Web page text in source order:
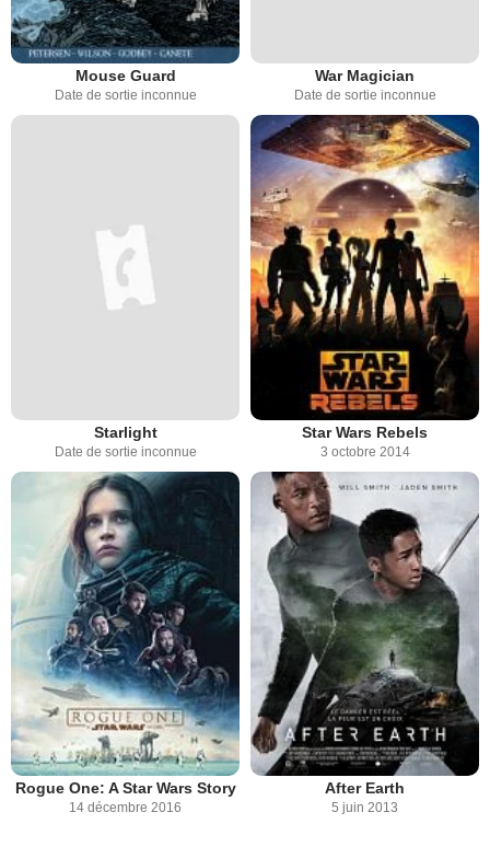
Mouse Guard
Date de sortie inconnue
War Magician
Date de sortie inconnue
Starlight
Date de sortie inconnue
Star Wars Rebels
3 octobre 2014
Rogue One: A Star Wars Story
14 décembre 2016
After Earth
5 juin 2013